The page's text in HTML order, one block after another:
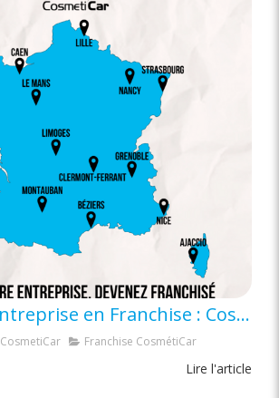
Créer son entreprise en Franchise : CosmétiCar - votre entreprise locale & éco-responsable
CosmetiCar Franchise CosmétiCar
Lire l'article